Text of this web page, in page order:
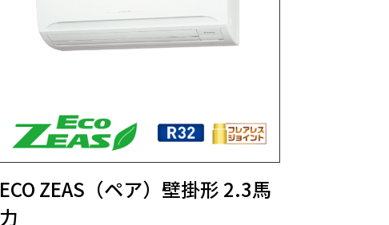
ECO ZEAS（ペア）壁掛形 2.3馬
力